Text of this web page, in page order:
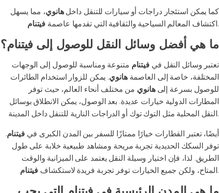
كما يمكن استئجار دراجات أو سيارات للتنقل داخلهانوي، مما يسهل
اكتشاف المعالم السياحية والثقافية التي تقدمها عاصمة فيتنام .
ما هي أفضل وسائل النقل للوصول إلى فيتنام؟
تعتبر وسائل النقل في فيتنام متنوعة ومناسبة للوصول إلى الوجهات
المختلفة، خاصة إلى العاصمةهانوي. يمكن للزوار استخدام الطائرات
للوصول بسرعة إلىهانوي من مختلف أنحاء العالم، حيث توفر
المطارات الدولية خيارات عديدة. بعد الوصول، يمكن الانطلاق بوسائل
النقل المحلية مثل التوك توك أو الدراجات النارية للتنقل داخل المدينة.
أيضًا، تعتبر القطارات خيارًا ممتازًا للسفر بين المدن الكبرى في فيتنام.
توفر السكك الحديدية تجربة مريحة ومشاهد طبيعية خلابة على طول
الطريق. لذا، فإن اختيار وسيلة النقل يعتمد على الميزانية والوقت
المتاح، ولكن جميع الخيارات توفر تجربة فريدة لاستكشاف فيتنام .